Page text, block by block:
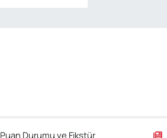
Puan Durumu ve Fikstür